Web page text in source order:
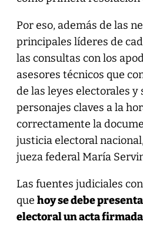
Por eso, además de las
principales líderes de
las consultas con los
asesores técnicos que
de las leyes electorales y
personajes claves a la
correctamente la
justicia electoral
jueza federal María
Las fuentes judiciales
que hoy se debe
electoral un acta